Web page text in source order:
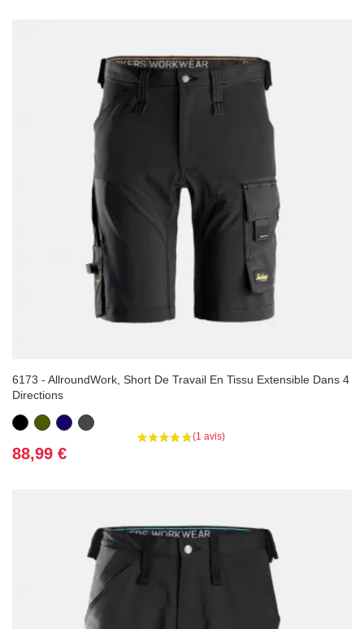
6173 - AllroundWork, Short De Travail En Tissu Extensible Dans 4
Directions
Noir Vert BleuGris
Prix
88,99 €